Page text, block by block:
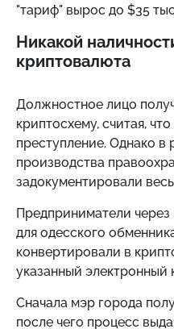
"тариф" вырос до $35
Никакой
криптовалюта
Должностное лицо
криптосхему, считая,
преступление. Однако в
производства
задокументировали
Предприниматели
для одесского
конвертировали в
указанный электронный
Сначала мэр города
после чего процесс